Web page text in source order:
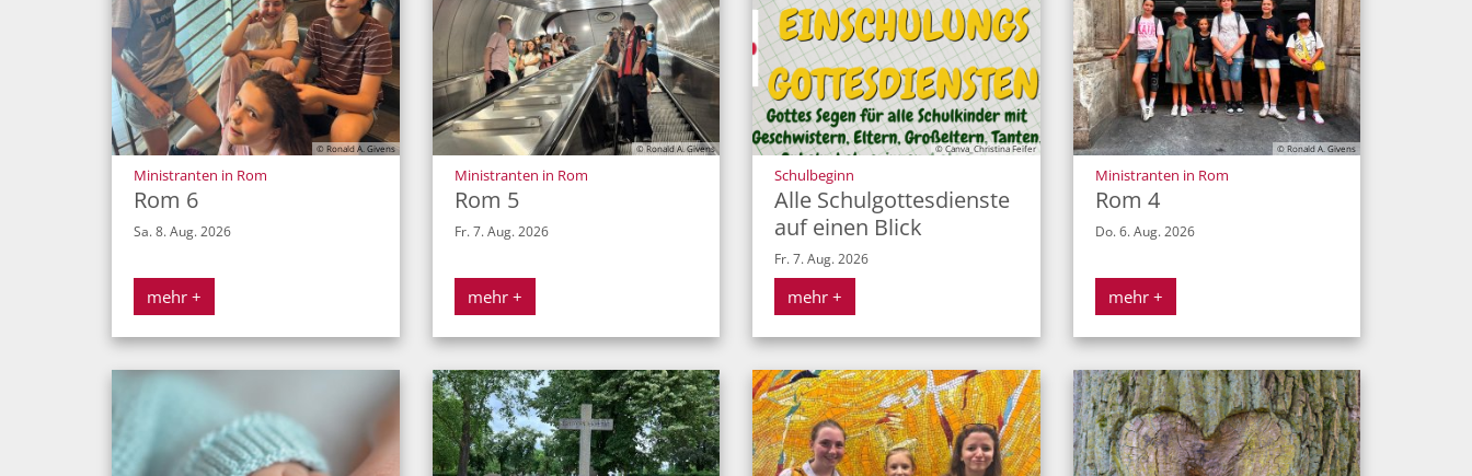
© Ronald A. Givens
Ministranten in Rom
Rom 6
Sa. 8. Aug. 2026
mehr +
© Ronald A. Givens
Ministranten in Rom:
Rom 5
Fr. 7. Aug. 2026
mehr +
© Canva_Christina Feifer
Schulbeginn
Alle Schulgottesdienste
auf einen Blick
Fr. 7. Aug. 2026
mehr +
© Ronald A. Givens
Ministranten in Rom:
Rom 4
Do. 6. Aug. 2026
mehr +